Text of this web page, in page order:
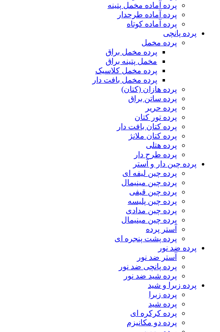
پرده آماده مخمل پتینه
پرده آماده طرحدار
پرده آماده کوتاه
پرده پانچی
پرده مخمل
پرده مخمل براق
مخمل پتینه براق
پرده مخمل کلاسیک
پرده مخمل بافت دار
پرده هازان (کتان)
پرده ساتن براق
پرده حریر
پرده تور کتان
پرده کتان بافت دار
پرده کتان ملانژ
پرده هتلی
پرده طرح دار
پرده چین دار و آستر
پرده چین لیفه ای
پرده چین مینیمال
پرده چین قیفی
پرده چین پلیسه
پرده چین مدادی
پرده چین مینیمال
آستر پرده
پرده پشت پنجره ای
پرده ضد نور
آستر ضد نور
پرده پانچی ضد نور
پرده شید ضد نور
پرده زبرا و شید
پرده زبرا
پرده شید
پرده کرکره ای
پرده دو مکانیزم